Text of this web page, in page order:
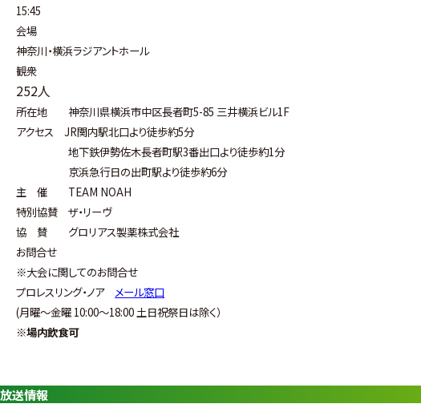
15:45
会場
神奈川・横浜ラジアントホール
観衆
252人
所在地 神奈川県横浜市中区長者町5-85 三井横浜ビル1F
アクセス JR関内駅北口より徒歩約5分
地下鉄伊勢佐木長者町駅3番出口より徒歩約1分
京浜急行日の出町駅より徒歩約6分
主 催 TEAM NOAH
特別協賛 ザ・リーヴ
協 賛 グロリアス製薬株式会社
お問合せ
※大会に関してのお問合せ
プロレスリング・ノアメール窓口
(月曜〜金曜 10:00〜18:00土日祝祭日は除く）
※場内飲食可
放送情報